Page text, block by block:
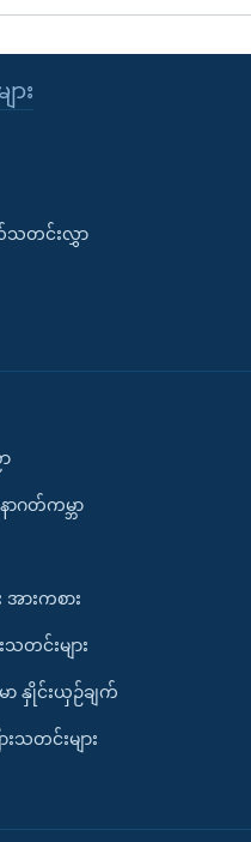
ား
သတင်းလွှာ
ဂတ်ကမ္ဘာ
ားကစား
တင်းများ
ာ နှိုင်းယှဉ်ချက်
းသတင်းများ